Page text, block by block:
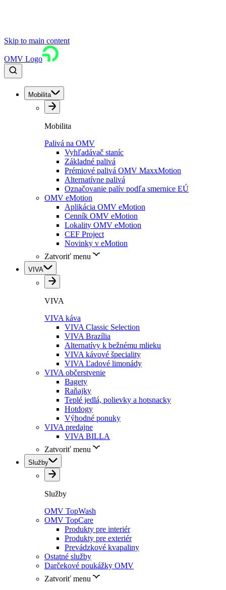
Skip to main content
OMV Logo
Mobilita
Mobilita
Palivá na OMV
Vyhľadávač staníc
Základné palivá
Prémiové palivá OMV MaxxMotion
Alternatívne palivá
Označovanie palív podľa smernice EÚ
OMV eMotion
Aplikácia OMV eMotion
Cenník OMV eMotion
Lokality OMV eMotion
CEF Project
Novinky v eMotion
Zatvoriť menu
VIVA
VIVA
VIVA káva
VIVA Classic Selection
VIVA Brazília
Alternatívy k bežnému mlieku
VIVA kávové špeciality
VIVA Ľadové limonády
VIVA občerstvenie
Bagety
Raňajky
Teplé jedlá, polievky a hotsnacky
Hotdogy
Výhodné ponuky
VIVA predajne
VIVA BILLA
Zatvoriť menu
Služby
Služby
OMV TopWash
OMV TopCare
Produkty pre interiér
Produkty pre exteriér
Prevádzkové kvapaliny
Ostatné služby
Darčekové poukážky OMV
Zatvoriť menu